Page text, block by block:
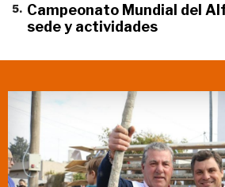
5. Campeonato Mundial del
sede y actividades